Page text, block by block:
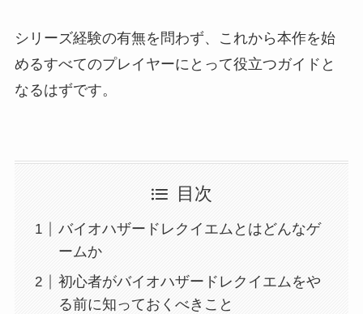
シリーズ経験の有無を問わず、これから本作を始
めるすべてのプレイヤーにとって役立つガイドと
なるはずです。
目次
バイオハザードレクイエムとはどんなゲ
ームか
初心者がバイオハザードレクイエムをや
る前に知っておくべきこと